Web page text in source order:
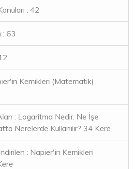
: 42
: 63
Kemikleri (Matematik)
: Logaritma Nedir, Ne İşe
Nerelerde Kullanılır? 34 Kere
: Napier'in Kemikleri